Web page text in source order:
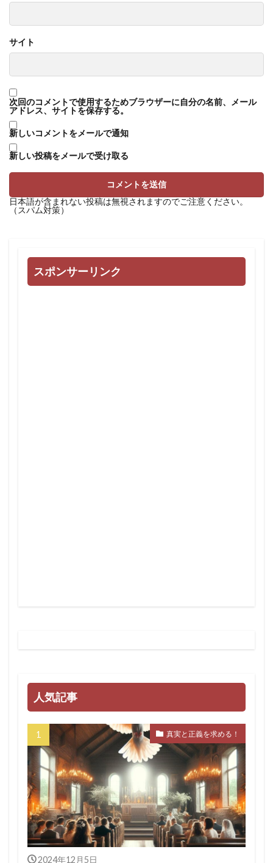
サイト
次回のコメントで使用するためブラウザーに自分の名前、メール
アドレス、サイトを保存する。
新しいコメントをメールで通知
新しい投稿をメールで受け取る
日本語が含まれない投稿は無視されますのでご注意ください。
（スパム対策）
スポンサーリンク
人気記事
真実と正義を求める！
2024年12月5日